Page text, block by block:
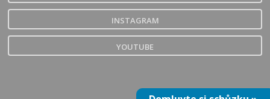
INSTAGRAM
YOUTUBE